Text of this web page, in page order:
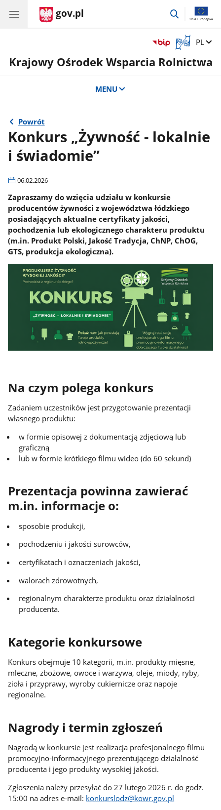
gov.pl
przejdź
Otwórz
okno
z
Zmień
PL
Krajowy Ośrodek Wsparcia Rolnictwa
MENU
Powrót
Konkurs „Żywność - lokalnie
i świadomie”
06.02.2026
Zapraszamy do wzięcia udziału w konkursie
producentów żywności z województwa łódzkiego
posiadających aktualne certyfikaty jakości,
pochodzenia lub ekologicznego charakteru produktu
(m.in. Produkt Polski, Jakość Tradycja, ChNP, ChOG,
GTS, produkcja ekologiczna).
Na czym polega konkurs
Zadaniem uczestników jest przygotowanie prezentacji
własnego produktu:
w formie opisowej z dokumentacją zdjęciową lub
graficzną
lub w formie krótkiego filmu wideo (do 60 sekund)
Prezentacja powinna zawierać
m.in. informacje o:
sposobie produkcji,
pochodzeniu i jakości surowców,
certyfikatach i oznaczeniach jakości,
walorach zdrowotnych,
regionalnym charakterze produktu oraz działalności
producenta.
Kategorie konkursowe
Konkurs obejmuje 10 kategorii, m.in. produkty mięsne,
mleczne, zbożowe, owoce i warzywa, oleje, miody, ryby,
zioła i przyprawy, wyroby cukiernicze oraz napoje
regionalne.
Nagrody i termin zgłoszeń
Nagrodą w konkursie jest realizacja profesjonalnego filmu
promocyjno-informacyjnego prezentującego działalność
producenta i jego produkty wysokiej jakości.
Zgłoszenia należy przesyłać do 27 lutego 2026 r. do godz.
15:00 na adres e-mail: konkurslodz@kowr.gov.pl